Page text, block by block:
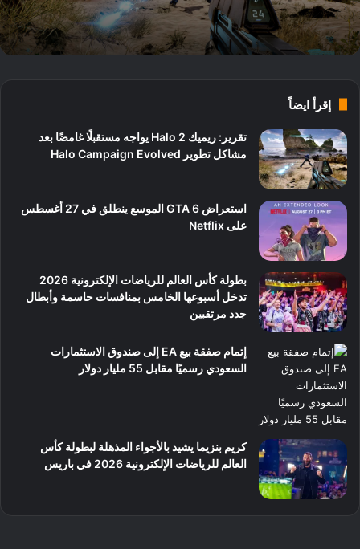
إقرأ ايضاً
تقرير: ريميك Halo 2 يواجه مستقبلًا غامضًا بعد
مشاكل تطوير Halo Campaign Evolved
استعراض GTA 6 الموسع ينطلق في 27 أغسطس
على Netflix
بطولة كأس العالم للرياضات الإلكترونية 2026
تدخل أسبوعها الخامس بمنافسات حاسمة وأبطال
جدد مرتقبين
إتمام صفقة بيع EA إلى صندوق الاستثمارات
السعودي رسميًا مقابل 55 مليار دولار
كريم بنزيما يشيد بالأجواء المذهلة لبطولة كأس
العالم للرياضات الإلكترونية 2026 في باريس